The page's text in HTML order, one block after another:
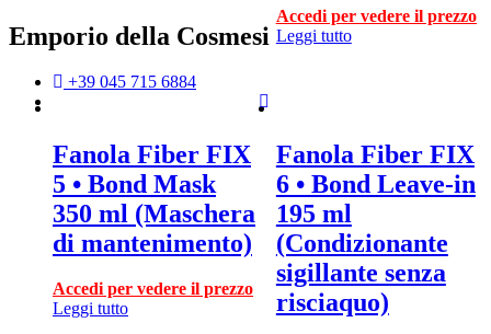
Accedi per vedere il prezzo
Leggi tutto
Fanola Fiber FIX
5 • Bond Mask
350 ml (Maschera
di mantenimento)
Accedi per vedere il prezzo
Leggi tutto
Fanola Fiber FIX
6 • Bond Leave-in
195 ml
(Condizionante
sigillante senza
risciaquo)
Emporio della Cosmesi
+39 045 715 6884